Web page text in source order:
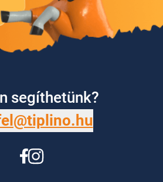
segíthetünk?